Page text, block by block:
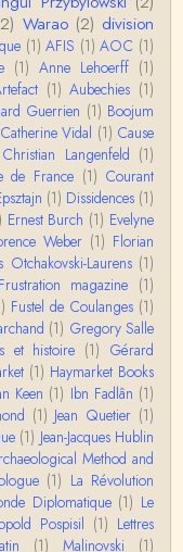
surtout ce que
toute évidence, d’êt
n’en sommes pas m
hiérarchie ne me s
discussion – …
toujours de ma f
pénis, c'est de cell
société pat…
me fait me deman
l'histoire des…
Warao (2) division
(1) AFIS (1) AOC (1)
(1) Anne Lehoerff (1)
(1) Aubechies (1)
Guerrien (1) Boojum
Catherine Vidal (1) Cause
Christian Langenfeld (1)
de France (1) Courant
(1) Dissidences (1)
Ernest Burch (1) Evelyne
Weber (1) Florian
Otchakovski-Laurens (1)
Frustration magazine (1)
Fustel de Coulanges (1)
(1) Gregory Salle
et histoire (1) Gérard
(1) Haymarket Books
Keen (1) Ibn Fadlân (1)
(1) Jean Quetier (1)
(1) Jean-Jacques Hublin
Method and
(1) La Révolution
Diplomatique (1) Le
Pospisil (1) Lettres
(1) Malinovski
(1)